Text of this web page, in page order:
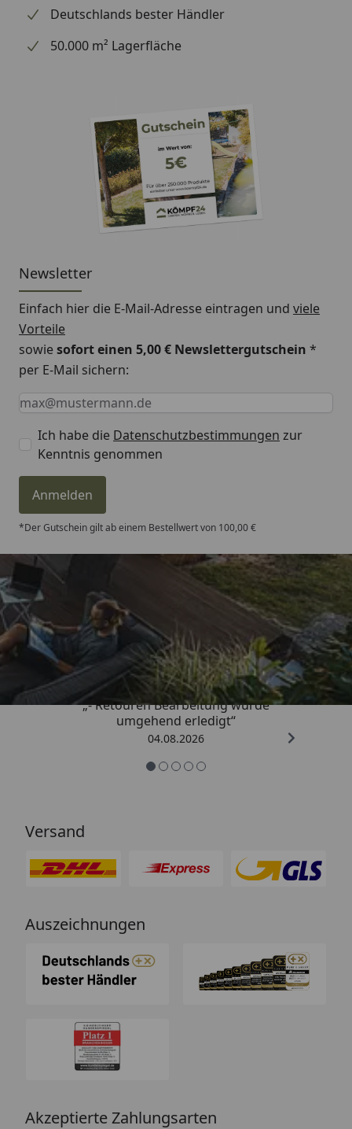
Deutschlands bester Händler
50.000 m² Lagerfläche
Newsletter
Einfach hier die E-Mail-Adresse eintragen und viele
Vorteile
sowiesofort einen 5,00 € Newslettergutschein *
per E-Mail sichern:
Keine Eingabe erforderlich
Eingabe erforderlich
E-Mail *
Ich habe die Datenschutzbestimmungen zur
Kenntnis genommen
Anmelden
*Der Gutschein gilt ab einem Bestellwert von 100,00 €
Trusted Shops
4,81/ 5
„- Retouren Bearbeitung wurde
umgehend erledigt“
04.08.2026
Versand
Auszeichnungen
Akzeptierte Zahlungsarten